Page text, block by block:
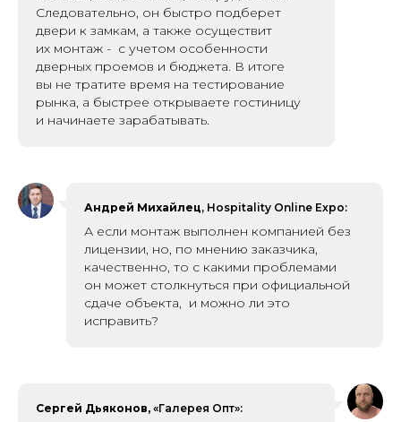
Следовательно, он быстро подберет
двери к замкам, а также осуществит
их монтаж - с учетом особенности
дверных проемов и бюджета. В итоге
вы не тратите время на тестирова ние
рынка, а быстрее открываете гостиницу
и начинаете зарабатывать.
Андрей Михайлец, Hospitality Online Expo:
А если монтаж выполнен компанией без
лицензии, но, по мнению заказчика,
качественно, то с какими проблемами
он может столкнуться при официальной
сдаче объекта, и можно ли это
исправить?
Сергей Дьяконов, «Галерея Опт»: